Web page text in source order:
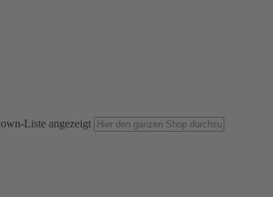
Liste angezeigt